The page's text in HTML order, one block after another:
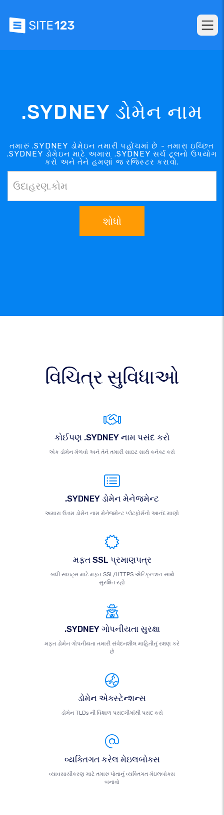
.SYDNEY ડોમેન નામ
તમારું .SYDNEY ડોમેઇન તમારી પહોંચમાં છે - તમારા ઇચ્છિત
.SYDNEY ડોમેઇન માટે અમારા .SYDNEY સર્ચ ટૂલનો ઉપયોગ
કરો અને તેને હમણાં જ રજિસ્ટર કરાવો.
શોધો
વિચિત્ર સુવિધાઓ
કોઈપણ .SYDNEY નામ પસંદ કરો
એક ડોમેન મેળવો અને તેને તમારી સાઇટ સાથે કનેક્ટ કરો
.SYDNEY ડોમેન મેનેજમેન્ટ
અમારા ઉત્તમ ડોમેન નામ મેનેજમેન્ટ પ્લેટફોર્મનો આનંદ માણો
મફત SSL પ્રમાણપત્ર
બધી સાઇટ્સ માટે મફત SSL/HTTPS એન્ક્રિપ્શન સાથે
સુરક્ષિત રહો
.SYDNEY ગોપનીયતા સુરક્ષા
મફત ડોમેન ગોપનીયતા તમારી સંવેદનશીલ માહિતીનું રક્ષણ કરે
છે
ડોમેન એક્સ્ટેન્શન્સ
ડોમેન TLDs ની વિશાળ પસંદગીમાંથી પસંદ કરો
વ્યક્તિગત કરેલ મેઇલબોક્સ
વ્યાવસાયીકરણ માટે તમારું પોતાનું વ્યક્તિગત મેઇલબોક્સ
બનાવો